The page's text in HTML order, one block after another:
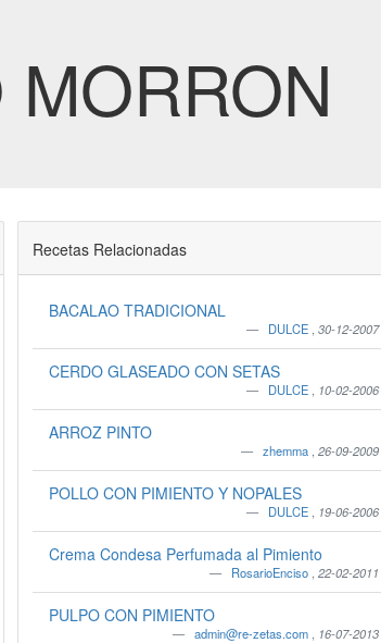
Recetas Relacionadas
BACALAO TRADICIONAL
DULCE ,30-12-2007
CERDO GLASEADO CON SETAS
DULCE 10-02-2006
ARROZ PINTO
zhemma ,26-09-2009
POLLO CON PIMIENTO Y NOPALES
DULCE 19-06-2006
Crema Condesa Perfumada al Pimiento
RosarioEnciso ,22-02-2011
PULPO CON PIMIENTO
admin@re-zetas.com 16-07-2013